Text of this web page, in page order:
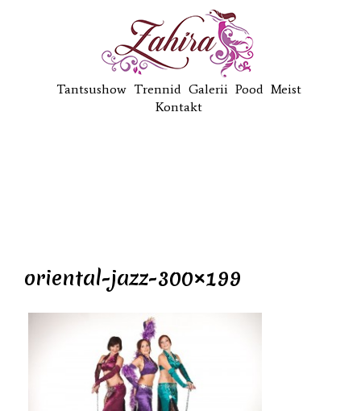
Tantsushow Trennid Galerii Pood Meist
Kontakt
oriental-jazz-300×199